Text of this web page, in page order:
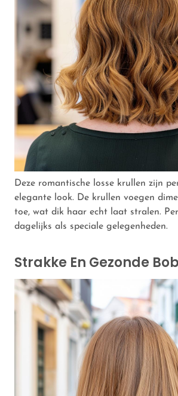
Deze romantische losse krullen zijn
elegante look. De krullen voegen
toe, wat dik haar echt laat stralen.
dagelijks als speciale gelegenheden.
Strakke En Gezonde Bob